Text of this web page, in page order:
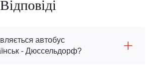
автобус
- Дюссельдорф?